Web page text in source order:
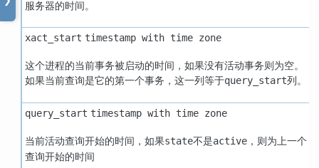
服务器的时间。
xact_start timestamp with time zone
这个进程的当前事务被启动的时间，如果没有活动事务则为空。
如果当前查询是它的第一个事务，这一列等于query_start列。
query_start timestamp with time zone
当前活动查询开始的时间，如果state不是active，则为上一个
查询开始的时间